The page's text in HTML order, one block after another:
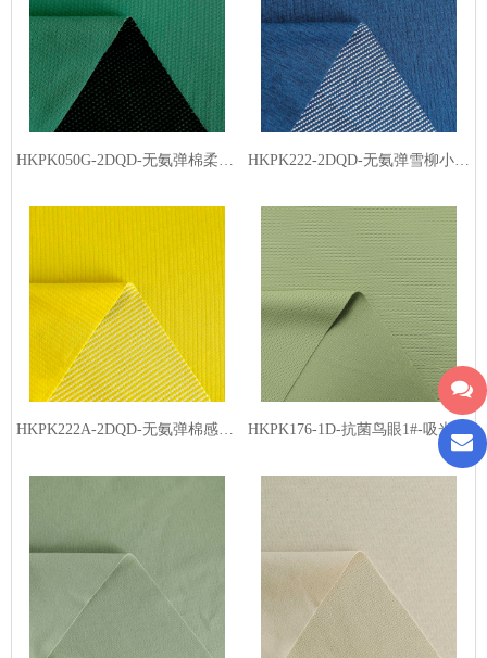
HKPK050G-2DQD-无氨弹棉柔品字格2#-丙纶黑丝（低温熨烫） HKPK222-2DQD-无氨弹雪柳小点格-丙纶白丝（低温熨烫）
HKPK222A-2DQD-无氨弹棉感小点格-丙纶白丝（低温熨烫）